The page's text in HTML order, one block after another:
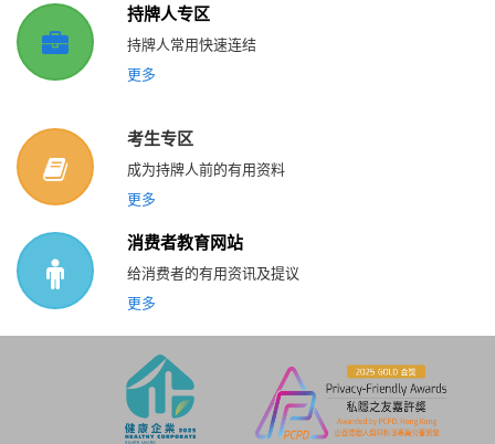
持牌人专区
持牌人常用快速连结
更多
考生专区
成为持牌人前的有用资料
更多
消费者教育网站
给消费者的有用资讯及提议
更多